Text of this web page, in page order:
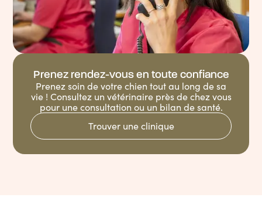
Prenez rendez-vous en toute confiance
Prenez soin de votre chien tout au long de sa
vie ! Consultez un vétérinaire près de chez vous
pour une consultation ou un bilan de santé.
Trouver une clinique